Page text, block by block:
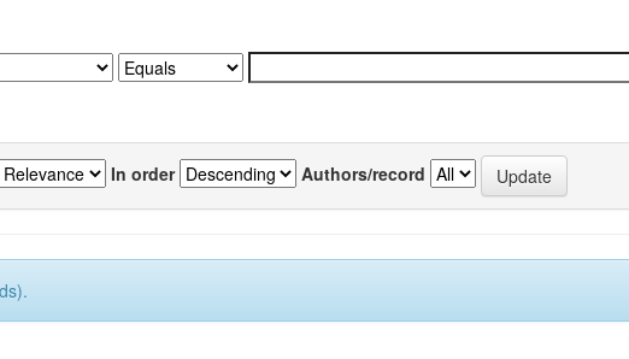
In order Authors/record